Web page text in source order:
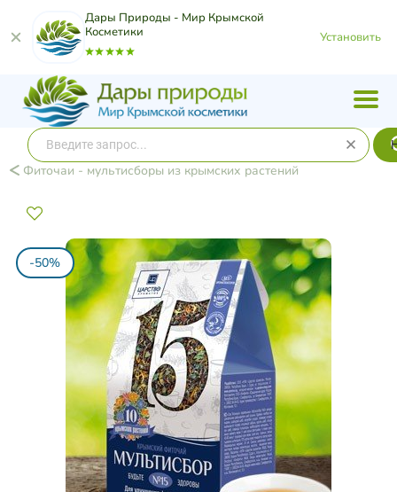
Дары Природы - Мир Крымской
Косметики
Установить
Фиточаи - мультисборы из крымских растений
-50%